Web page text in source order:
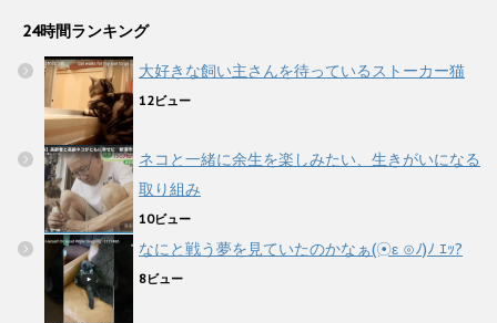
24時間ランキング
大好きな飼い主さんを待っているストーカー猫
12ビュー
ネコと一緒に余生を楽しみたい、生きがいになる
取り組み
10ビュー
なにと戦う夢を見ていたのかなぁ(☉ε ⊙ﾉ)ﾉ ｴｯ?
8ビュー